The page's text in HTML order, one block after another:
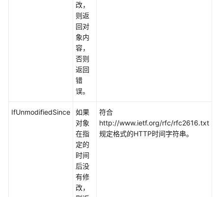
置
改，
则返
回对
象内
容，
否则
返回
错
误。
IfUnmodifiedSince
如果
对象
在指
定的
时间
后没
有修
改，
符合
http://www.ietf.org/rfc/rfc2616.txt
规定格式的HTTP时间字符串。